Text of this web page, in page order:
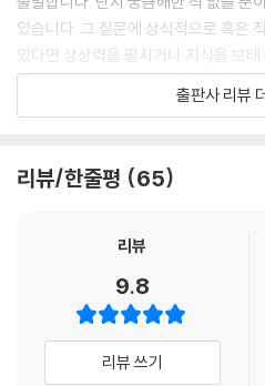
현대인의 주거양식을 설계한 사람은 누
공간은 그 사람의 무엇을 보여줄까?
어떻게 집에서도 음악을 감상할 수 있
나이가 들면 왜 잠이 없어질까?
소음은 어떤 영향을 끼칠까?
디지털 치매, 진짜 해로울까?
우리는 정말 뇌의 10%만 사용할까?
인간은 꼭 지상에서만 살아야 할까?
견우와 직녀 사이에 놓인 거리는 얼마
누가 네안데르탈인을 멸종시켰을까?
있습니다. 그 질문에 상식적으로 혹은
있다면 상상력을 펼치거나 지식을 보
내용을 읽으며 비교해 보세요. 일치하
느껴 보세요. 그런 다음엔 아마도 새로
배경지식이다. 어떤 일을 하거나 연구
소한의 교양이 되는 배경지식을 한 권
식을 늘리려면 기본적으로 궁금증과
하는가와 연결된다. 작가가 15년 동안
0개의 질문이 여기에 있다. “백설공주
출판사 리뷰
리뷰/한줄평 65
리뷰
9.8
리뷰 쓰기